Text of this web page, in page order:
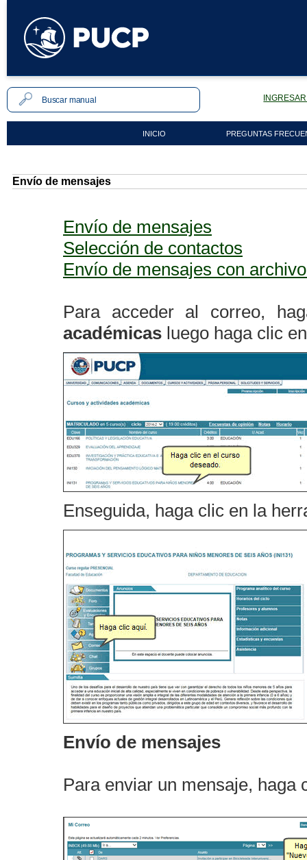
INICIO PREGUNTAS
Envío de mensajes
Envío de mensajes
Selección de contactos
Envío de mensajes con
Para acceder al correo,
académicas luego haga clic
Enseguida, haga clic en la
Envío de mensajes
Para enviar un mensaje, haga